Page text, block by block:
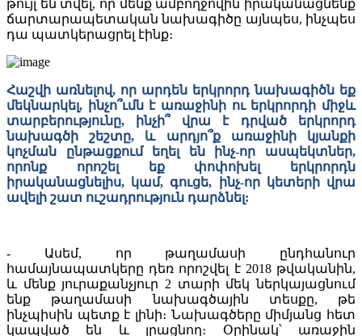
թույլ են տվել, որ մենք ամբողջովին իրականացնենք
ճարտարապետական նախագիծը այնպես, ինչպես
դա պատկերացրել էինք։
Հաշվի առնելով, որ արդեն երկրորդ նախագիծն եք
մեկնարկել, ինչո՞ւմն է առաջինի ու երկրորդի միջև
տարբերությունը, ինչի՞ վրա է դրված երկրորդ
նախագծի շեշտը, և արդյո՞ք առաջինի կյանքի
կոչման ընթացքում եղել են ինչ-որ ասպեկտներ,
որոնք որոշել եք փոփոխել երկրորդն
իրականացնելիս, կամ, գուցե, ինչ-որ կետերի վրա
ավելի շատ ուշադրություն դարձնել:
- Ասեմ, որ թաղամասի ընդհանուր
համայնապատկերը դեռ որոշվել է 2018 թվականին,
և մենք յուրաքանչյուր 2 տարի մեկ ներկայացնում
ենք թաղամասի նախագծային տեսքը, թե
ինչպիսին պետք է լինի։ Նախագծերը միմյանց հետ
կապված են և լրացնող։ Օրինակ՝ առաջին